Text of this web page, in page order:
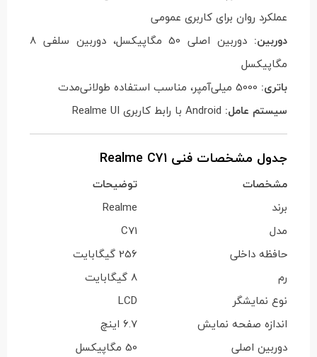
عملکرد روان برای کاربری عمومی
دوربین:
دوربین اصلی 50 مگاپیکسل، دوربین سلفی 8
مگاپیکسل
باتری:
سیستم عامل:
جدول مشخصات فنی Realme C71
مشخصات
توضیحات
برند
Realme
مدل
C71
حافظه داخلی
256 گیگابایت
رم
8 گیگابایت
نوع نمایشگر
LCD
اندازه صفحه نمایش
6.7 اینچ
دوربین اصلی
50 مگاپیکسل